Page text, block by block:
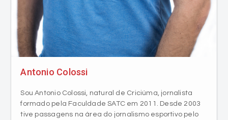
Antonio Colossi
Sou Antonio Colossi, natural de Criciúma, jornalista
formado pela Faculdade SATC em 2011. Desde 2003
tive passagens na área do jornalismo esportivo pelo